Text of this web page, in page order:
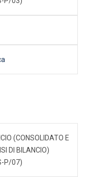
(CONSOLIDATO E
DI BILANCIO)
P/07)